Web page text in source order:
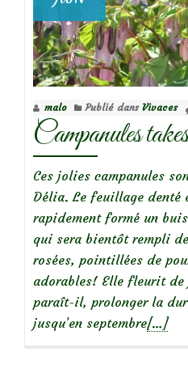
malo Publié dans Vivaces
Campanules
Ces jolies campanules
Délia. Le feuillage
rapidement formé un
qui sera bientôt rempli
rosées, pointillées de
adorables! Elle fleurit de
paraît-il, prolonger la
jusqu’en septembreEn
[…]